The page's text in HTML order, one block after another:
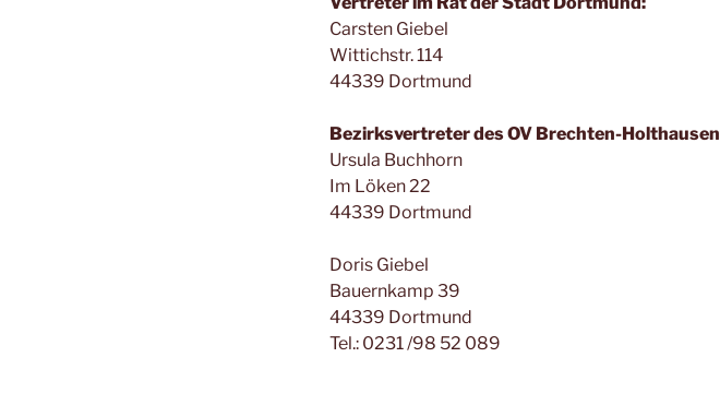
Carsten Giebel
Wittichstr. 114
44339 Dortmund
Bezirksvertreter des OV Brechten-Holthausen
Ursula Buchhorn
Im Löken 22
44339 Dortmund
Doris Giebel
Bauernkamp 39
44339 Dortmund
Tel.: 0231 /98 52 089